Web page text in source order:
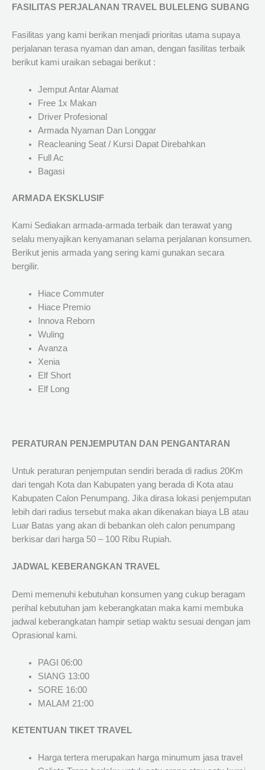
FASILITAS PERJALANAN TRAVEL BULELENG SUBANG
Fasilitas yang kami berikan menjadi prioritas utama supaya
perjalanan terasa nyaman dan aman, dengan fasilitas terbaik
berikut kami uraikan sebagai berikut :
Jemput Antar Alamat
Free 1x Makan
Driver Profesional
Armada Nyaman Dan Longgar
Reacleaning Seat / Kursi Dapat Direbahkan
Full Ac
Bagasi
ARMADA EKSKLUSIF
Kami Sediakan armada-armada terbaik dan terawat yang
selalu menyajikan kenyamanan selama perjalanan konsumen.
Berikut jenis armada yang sering kami gunakan secara
bergilir.
Hiace Commuter
Hiace Premio
Innova Reborn
Wuling
Avanza
Xenia
Elf Short
Elf Long
PERATURAN PENJEMPUTAN DAN PENGANTARAN
Untuk peraturan penjemputan sendiri berada di radius 20Km
dari tengah Kota dan Kabupaten yang berada di Kota atau
Kabupaten Calon Penumpang. Jika dirasa lokasi penjemputan
lebih dari radius tersebut maka akan dikenakan biaya LB atau
Luar Batas yang akan di bebankan oleh calon penumpang
berkisar dari harga 50 – 100 Ribu Rupiah.
JADWAL KEBERANGKAN TRAVEL
Demi memenuhi kebutuhan konsumen yang cukup beragam
perihal kebutuhan jam keberangkatan maka kami membuka
jadwal keberangkatan hampir setiap waktu sesuai dengan jam
Oprasional kami.
PAGI 06:00
SIANG 13:00
SORE 16:00
MALAM 21:00
KETENTUAN TIKET TRAVEL
Harga tertera merupakan harga minumum jasa travel